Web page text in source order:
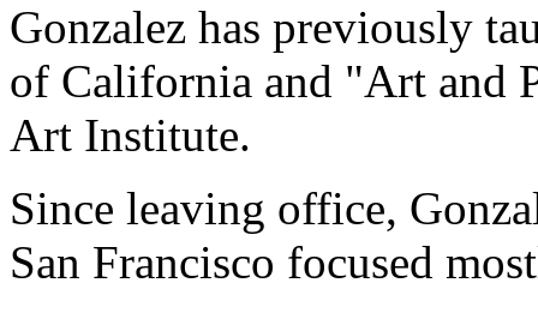
Gonzalez has previously
of California and "Art and
Art Institute.
Since leaving office,
San Francisco focused